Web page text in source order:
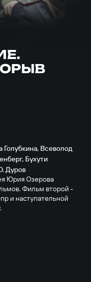
Голубкина, Всеволод
, Бухути
Дуров
Юрия Озерова
Фильм второй -
и наступательной